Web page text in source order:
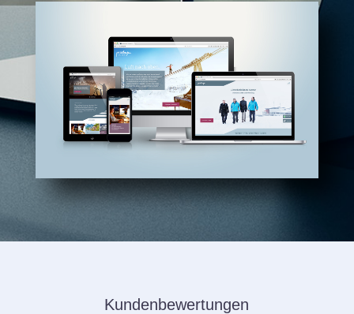
Kundenbewertungen